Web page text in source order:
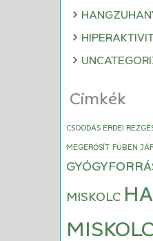
Címkék
CSOODÁS ERDEI
MEGERŐSÍT FŰBEN
MISKOLC
MISKOLC